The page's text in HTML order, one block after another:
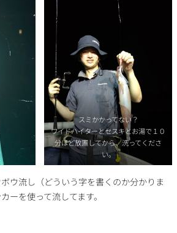
スミかかってない？
ワイドハイターとセスキとお湯で１０
分ほど放置してから、洗ってくださ
い。
ウ流し（どういう字を書くのか分かりま
ーを使って流してます。